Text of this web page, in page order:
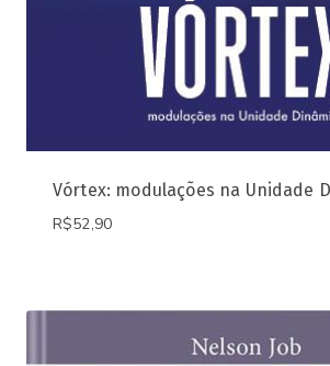
Vórtex: modulações na Unidade
R$52,90